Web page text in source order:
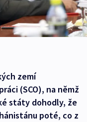
zemí
(SCO), na němž
státy dohodly, že
poté, co z